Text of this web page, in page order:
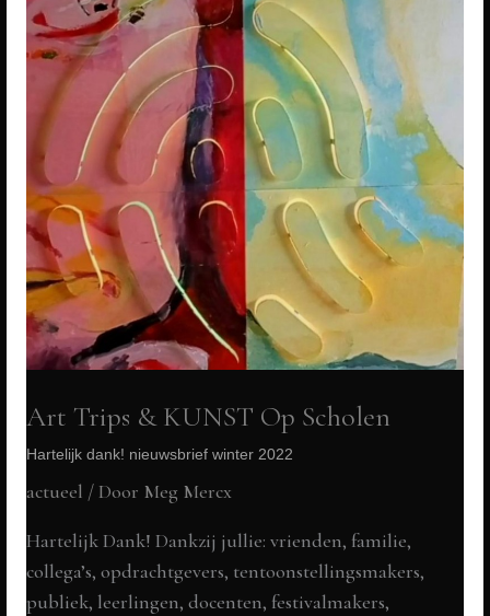
Art Trips & KUNST Op Scholen
Hartelijk dank! nieuwsbrief winter 2022
actueel / Door Meg Mercx
Hartelijk Dank! Dankzij jullie: vrienden, familie,
collega’s, opdrachtgevers, tentoonstellingsmakers,
publiek, leerlingen, docenten, festivalmakers,